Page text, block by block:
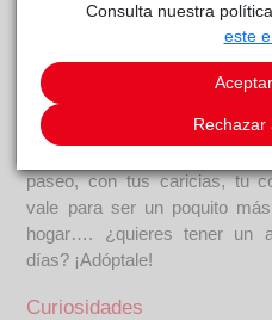
Carácter
Canales es un perro cariñoso
es subirme encima tuyo
caminar ya que llegó con una
soldada. Esto nos
paseo, con tus caricias, tu
vale para ser un poquito
hogar…. ¿quieres tener un
días? ¡Adóptale!
Curiosidades
Consulta nuestra
este
Rechazar